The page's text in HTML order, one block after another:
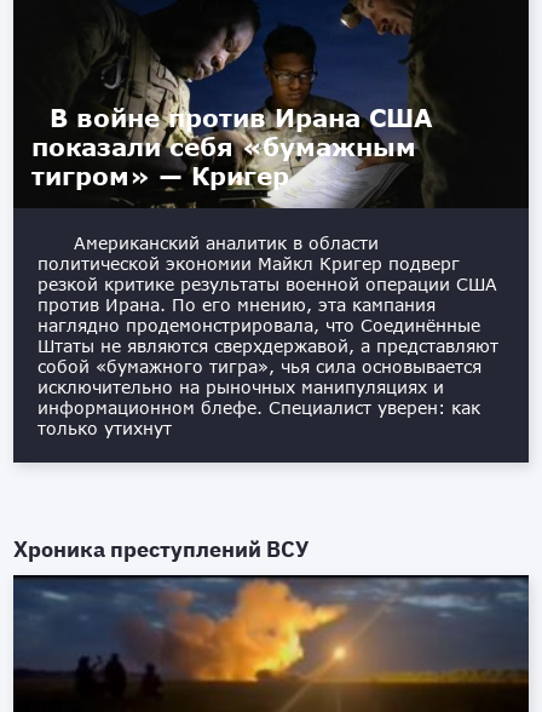
В войне против Ирана США
показали себя «бумажным
тигром» — Кригер
Американский аналитик в области
политической экономии Майкл Кригер подверг
резкой критике результаты военной операции США
против Ирана. По его мнению, эта кампания
наглядно продемонстрировала, что Соединённые
Штаты не являются сверхдержавой, а представляют
собой «бумажного тигра», чья сила основывается
исключительно на рыночных манипуляциях и
информационном блефе. Специалист уверен: как
только утихнут
Хроника преступлений ВСУ